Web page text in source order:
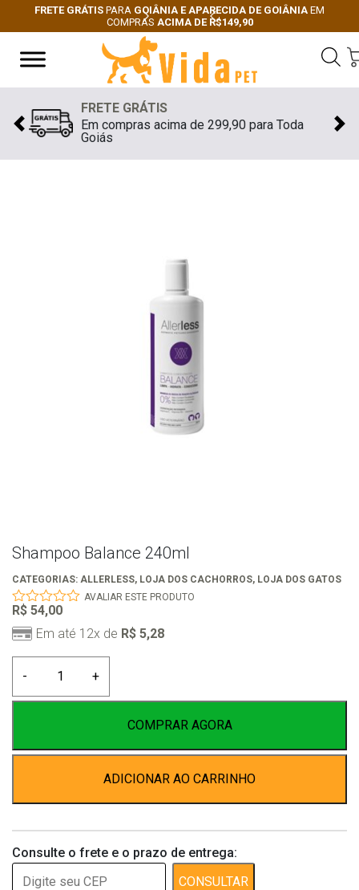
FRETE GRÁTIS PARA GOIÂNIA E APARECIDA DE GOIÂNIA EM
COMPRAS ACIMA DE R$149,90
Previous
Next
FRETE GRÁTIS
Em compras acima de 299,90 para Toda
Goiás
Previous
Shampoo Balance 240ml
CATEGORIAS: ALLERLESS, LOJA DOS CACHORROS, LOJA DOS GATOS
0
out
of
AVALIAR ESTE PRODUTO
R$ 54,00
Em até 12x de R$ 5,28
-
Balance
240ml
+
COMPRAR AGORA
ADICIONAR AO CARRINHO
Consulte o frete e o prazo de entrega:
CONSULTAR